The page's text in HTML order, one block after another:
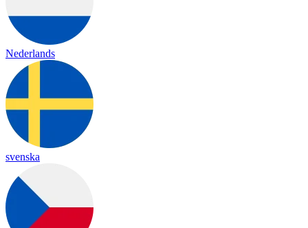
Nederlands
svenska